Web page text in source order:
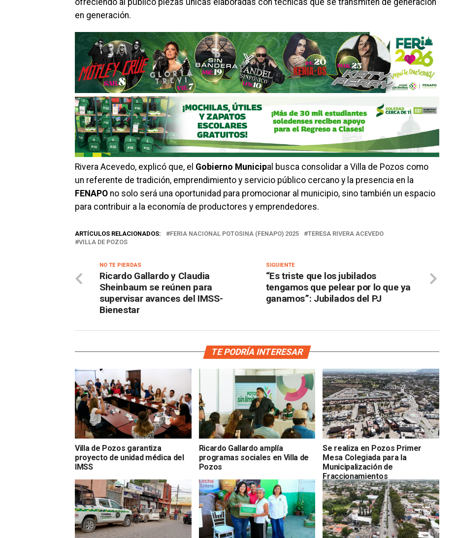
ofreciendo al público piezas únicas elaboradas con técnicas que se transmiten de generación
en generación.
Rivera Acevedo, explicó que, el Gobierno Municipal busca consolidar a Villa de Pozos como
un referente de tradición, emprendimiento y servicio público cercano y la presencia en la
FENAPO no solo será una oportunidad para promocionar al municipio, sino también un espacio
para contribuir a la economía de productores y emprendedores.
ARTÍCULOS RELACIONADOS: FERIA NACIONAL POTOSINA (FENAPO) 2025
TERESA RIVERA ACEVEDO
VILLA DE POZOS
SIGUIENTE
“Es triste que los jubilados
tengamos que pelear por lo que ya
ganamos”: Jubilados del PJ
NO TE PIERDAS
Ricardo Gallardo y Claudia
Sheinbaum se reúnen para
supervisar avances del IMSS-
Bienestar
TE PODRÍA INTERESAR
Villa de Pozos garantiza
proyecto de unidad médica del
IMSS
Ricardo Gallardo amplía
programas sociales en Villa de
Pozos
Se realiza en Pozos Primer
Mesa Colegiada para la
Municipalización de
Fraccionamientos